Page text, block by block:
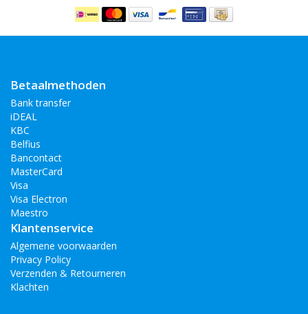
Betaalmethoden
Bank transfer
iDEAL
KBC
Belfius
Bancontact
MasterCard
Visa
Visa Electron
Maestro
Klantenservice
Algemene voorwaarden
Privacy Policy
Verzenden & Retourneren
Klachten